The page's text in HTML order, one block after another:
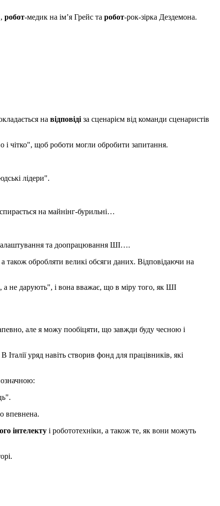
робот-медик на ім’я Грейс та робот-рок-зірка Дездемона.
на відповідіза сценарієм від команди сценаристів
і чітко", щоб роботи могли обробити запитання.
лідери".
на майнінг-бурильні…
налаштування та доопрацювання ШІ….
також обробляти великі обсяги даних. Відповідаючи на
не дарують", і вона вважає, що в міру того, як ШІ
але я можу пообіцяти, що завжди буду чесною і
уряд навіть створив фонд для працівників, які
впевнена.
інтелекту і робототехніки, а також те, як вони можуть